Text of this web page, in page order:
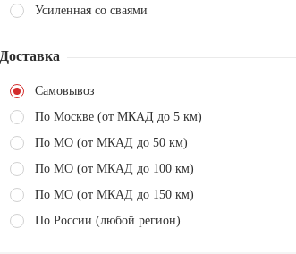
Усиленная со сваями
Доставка
Самовывоз
По Москве (от МКАД до 5 км)
По МО (от МКАД до 50 км)
По МО (от МКАД до 100 км)
По МО (от МКАД до 150 км)
По России (любой регион)